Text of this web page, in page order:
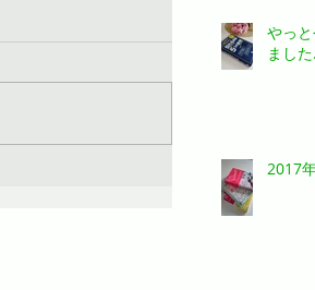
やっと
まし
2017